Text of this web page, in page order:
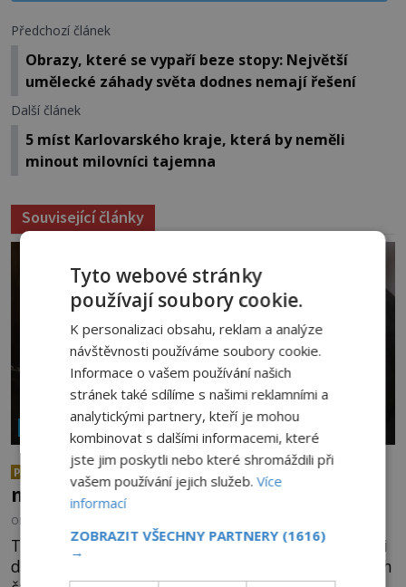
Předchozí článek
Obrazy, které se vypaří beze stopy: Největší
umělecké záhady světa dodnes nemají řešení
Další článek
5 míst Karlovarského kraje, která by neměli
minout milovníci tajemna
Související články
NÁBOŽENSTVÍ A OKULTISMUS
PREMIUM
Neporušená těla svatých: Jak je
možné, že vzdorují času?
OD
Těla mnohých světců se zázračně nerozkládají ani
desítky či stovky let po jejich smrti, ačkoliv na nich
Tyto webové stránky
používají soubory cookie.
K personalizaci obsahu, reklam a analýze
návštěvnosti používáme soubory cookie.
Informace o vašem používání našich
stránek také sdílíme s našimi reklamními a
analytickými partnery, kteří je mohou
kombinovat s dalšími informacemi, které
jste jim poskytli nebo které shromáždili při
vašem používání jejich služeb.Více
informací
ZOBRAZIT VŠECHNY PARTNERY (1616)
→